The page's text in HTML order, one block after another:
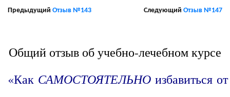
Предыдущий Отзыв №143 Следующий Отзыв №147
Общий отзыв об учебно-лечебном курсе
«Как САМОСТОЯТЕЛЬНО избавиться от